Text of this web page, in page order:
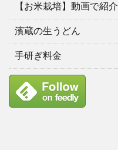
【お米栽培】動画で紹介
濱蔵の生うどん
手研ぎ料金